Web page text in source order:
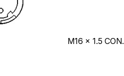
M16 x 1.5 CON.